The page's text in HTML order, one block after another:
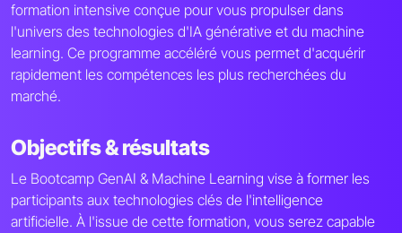
formation intensive conçue pour vous propulser dans
l'univers des technologies d'IA générative et du machine
learning. Ce programme accéléré vous permet d'acquérir
rapidement les compétences les plus recherchées du
marché.
Objectifs & résultats
Le Bootcamp GenAI & Machine Learning vise à former les
participants aux technologies clés de l'intelligence
artificielle. À l'issue de cette formation, vous serez capable